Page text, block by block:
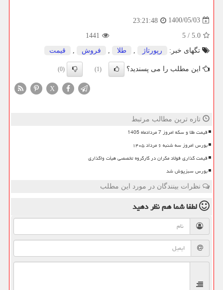
1400/05/03
23:21:48
5.0
/
5
1441
تگهای خبر:
رپورتاژ طلا فروش قیمت
این مطلب را می پسندید؟ (1)
(0)
X
تازه ترین مطالب مرتبط
قیمت طلا و سکه امروز 7 مردادماه 1405
بورس امروز سه شنبه ۶ مرداد ۱۴۰۵
قیمت گذاری فولاد مکران در کارگروه تخصصی هیأت واگذاری
بورس سبزپوش شد
نظرات بینندگان در مورد این مطلب
لطفا شما همنظر دهید